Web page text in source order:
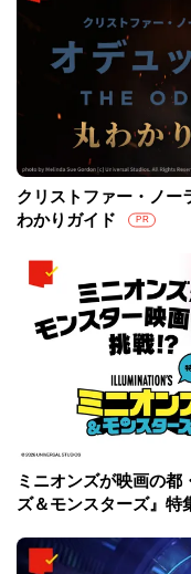
クリストファー・ノー
わかりガイド
PR
ミニオンズが映画の
ズ＆モンスターズ』特